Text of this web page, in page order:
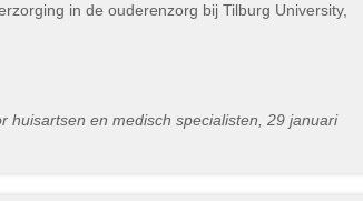
in de ouderenzorg bij Tilburg University,
huisartsen en medisch specialisten, 29 januari